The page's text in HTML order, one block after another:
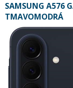
SAMSUNG A576
TMAVOMODRÁ